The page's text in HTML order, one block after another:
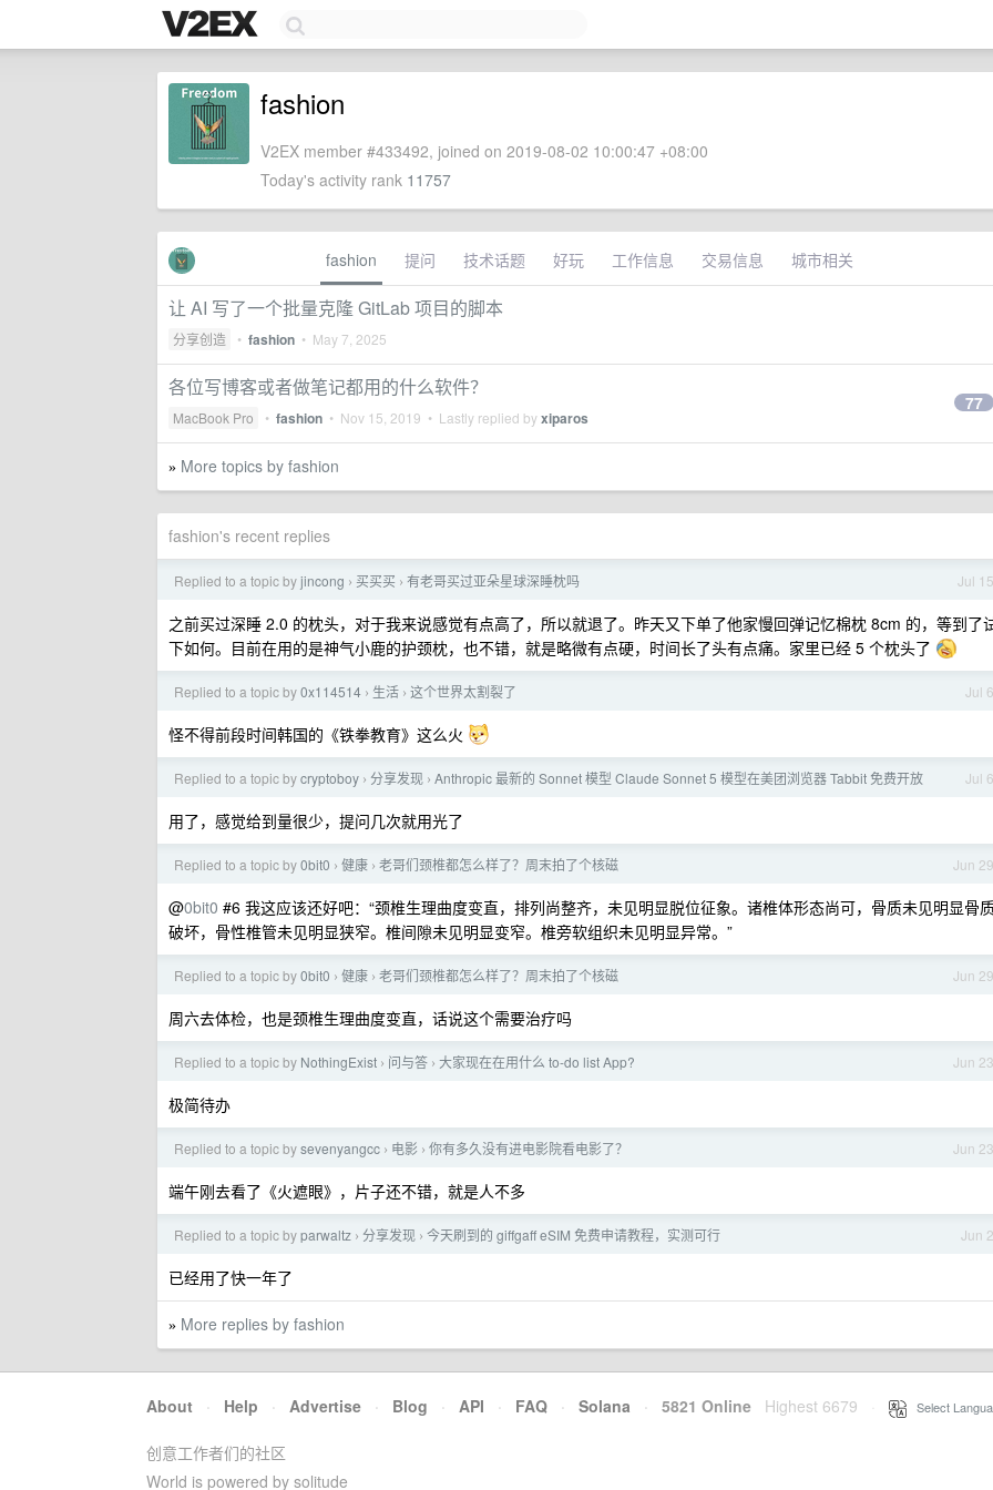
fashion
V2EX member #433492, joined on 2019-08-02 10:00:47 +08:00
Today's activity rank 11757
fashion 提问 技术话题 好玩 工作信息 交易信息 城市相关
让 AI 写了一个批量克隆 GitLab 项目的脚本
分享创造 • fashion • May 7, 2025
各位写博客或者做笔记都用的什么软件？
MacBook Pro • fashion • Nov 15, 2019 • Lastly replied byxiparos
77
» More topics by fashion
fashion's recent replies
Jul 15
Replied to a topic byjincong › 买买买 › 有老哥买过亚朵星球深睡枕吗
之前买过深睡 2.0 的枕头，对于我来说感觉有点高了，所以就退了。昨天又下单了他家慢回弹记忆棉枕 8cm 的，等到了
下如何。目前在用的是神气小鹿的护颈枕，也不错，就是略微有点硬，时间长了头有点痛。家里已经 5 个枕头了
Jul 6
Replied to a topic by0x114514 › 生活 › 这个世界太割裂了
怪不得前段时间韩国的《铁拳教育》这么火
Jul 6
Replied to a topic bycryptoboy › 分享发现 › Anthropic 最新的 Sonnet 模型 Claude Sonnet 5 模型在美团浏览器 Tabbit 免费开放
用了，感觉给到量很少，提问几次就用光了
Jun 29
Replied to a topic by0bit0 › 健康 › 老哥们颈椎都怎么样了？周末拍了个核磁
@0bit0 #6 我这应该还好吧：“颈椎生理曲度变直，排列尚整齐，未见明显脱位征象。诸椎体形态尚可，骨质未见明显骨
破坏，骨性椎管未见明显狭窄。椎间隙未见明显变窄。椎旁软组织未见明显异常。”
Jun 29
Replied to a topic by0bit0 › 健康 › 老哥们颈椎都怎么样了？周末拍了个核磁
周六去体检，也是颈椎生理曲度变直，话说这个需要治疗吗
Jun 23
Replied to a topic by NothingExist › 问与答 › 大家现在在用什么 to-do list App?
极简待办
Jun 23
Replied to a topic bysevenyangcc › 电影 › 你有多久没有进电影院看电影了？
端午刚去看了《火遮眼》，片子还不错，就是人不多
Jun 2
Replied to a topic byparwaltz › 分享发现 › 今天刷到的 giffgaff eSIM 免费申请教程，实测可行
已经用了快一年了
» More replies by fashion
About · Help · Advertise · Blog · API · FAQ · Solana · 5821 Online Highest 6679 Select
创意工作者们的社区
World is powered by solitude